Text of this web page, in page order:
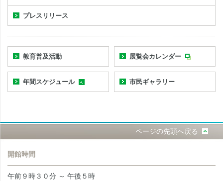
プレスリリース
教育普及活動 展覧会カレンダー
年間スケジュール 市民ギャラリー
ページの先頭へ戻る
開館時間
午前９時３０分 ～ 午後５時